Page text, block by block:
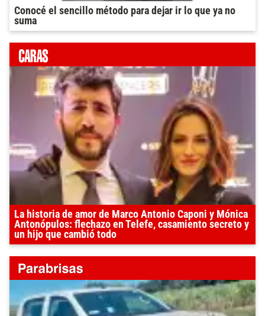
Conocé el sencillo método para dejar ir lo que ya no
suma
La historia de amor de Marco Antonio Caponi y Mónica
Antonópulos: flechazo en Telefe, casamiento secreto y
un hijo que cambió todo